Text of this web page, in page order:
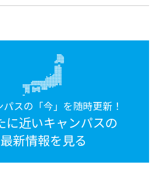
パスの「今」を随時更新！
に近いキャンパスの
最新情報を見る